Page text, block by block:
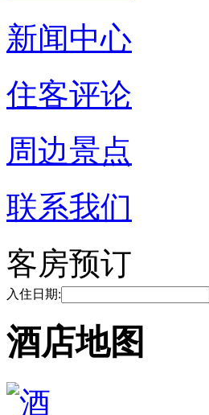
新闻中心
住客评论
周边景点
联系我们
客房预订
入住日期:
酒店地图